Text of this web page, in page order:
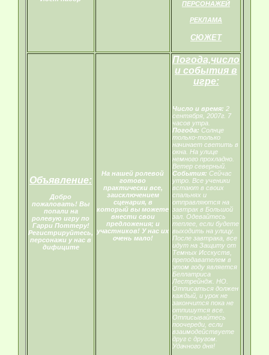
ПЕРСОНАЖЕЙ
РЕКЛАМА
СЮЖЕТ
Объявление:
Добро
пожаловать! Вы
попали на
ролевую игру по
Гарри Поттеру!
Регистрируйтесь,
персонажи у нас в
дифиците
На нашей ролевой
готово
практически все,
заисключением
сценария, в
который вы можете
внести свои
предложения; и
участников! У нас их
очень мало!
Погода,число
и события в
игре:
Число и время: 2
сентября, 2007г. 7
часов утра.
Погода: Солнце
только-только
начинает светить в
окна. На улице
немного прохладно.
Ветер северный.
События: Сейчас
утро. Все ученики
встают в своих
спальнях и
отправляются на
завтрак в Большой
зал. Одевайтесь
теплее, если будете
выходить на улицу.
После завтрака, все
идут на Защиту от
Темных Исскуств,
преподавателем в
этом году является
Беллатриса
Лестрейндж. НО.
Отписаться должен
каждый, и урок не
закончится пока не
отпишутся все.
Отписывайтесь
поочереди, если
взаимодействуете
друг с другом.
Удачного дня!